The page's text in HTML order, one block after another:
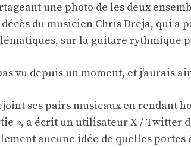
une photo de les deux
du musicien Chris Dreja, qui a
sur la guitare rythmique
vu depuis un moment, et j'aurais
ses pairs musicaux en rendant
», a écrit un utilisateur X / Twitter
aucune idée de quelles portes